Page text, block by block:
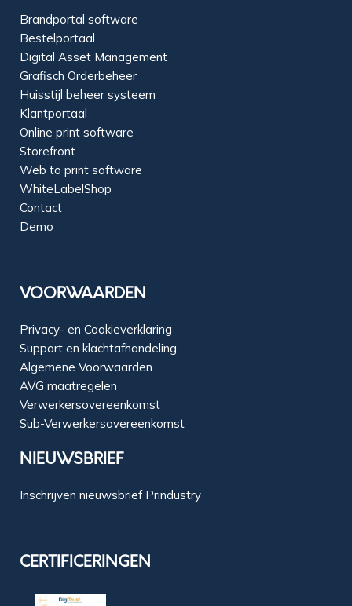
Brandportal software
Bestelportaal
Digital Asset Management
Grafisch Orderbeheer
Huisstijl beheer systeem
Klantportaal
Online print software
Storefront
Web to print software
WhiteLabelShop
Contact
Demo
VOORWAARDEN
Privacy- en Cookieverklaring
Support en klachtafhandeling
Algemene Voorwaarden
AVG maatregelen
Verwerkersovereenkomst
Sub-Verwerkersovereenkomst
NIEUWSBRIEF
Inschrijven nieuwsbrief Prindustry
CERTIFICERINGEN